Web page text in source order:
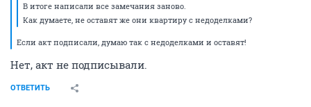
В итоге написали все замечания заново.
Как думаете, не оставят же они квартиру с недоделками?
Если акт подписали, думаю так с недоделками и оставят!
Нет, акт не подписывали.
ОТВЕТИТЬ